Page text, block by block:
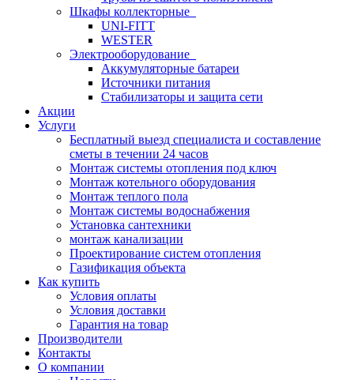
Шкафы коллекторные
UNI-FITT
WESTER
Электрооборудование
Аккумуляторные батареи
Источники питания
Стабилизаторы и защита сети
Акции
Услуги
Бесплатный выезд специалиста и составление
сметы в течении 24 часов
Монтаж системы отопления под ключ
Монтаж котельного оборудования
Монтаж теплого пола
Монтаж системы водоснабжения
Установка сантехники
монтаж канализации
Проектирование систем отопления
Газификация объекта
Как купить
Условия оплаты
Условия доставки
Гарантия на товар
Производители
Контакты
О компании